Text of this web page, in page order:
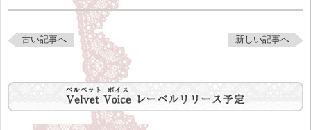
古い記事へ 新しい記事へ